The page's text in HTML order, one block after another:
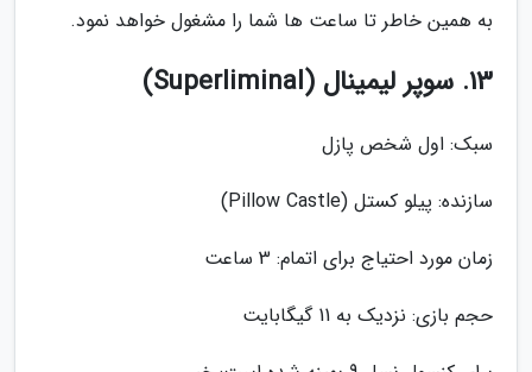
به همین خاطر تا ساعت ها شما را مشغول خواهد نمود.
13. سوپر لیمینال (Superliminal)
سبک: اول شخص پازل
سازنده: پیلو کستل (Pillow Castle)
زمان مورد احتیاج برای اتمام: 3 ساعت
حجم بازی: نزدیک به 11 گیگابایت